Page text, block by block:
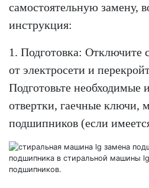
самостоятельную замену,
инструкция:
1. Подготовка:
от электросети и
Подготовьте необходимые
отвертки, гаечные ключи,
подшипников (если